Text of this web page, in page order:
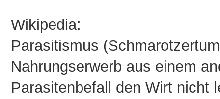
Wikipedia:
Parasitismus
Nahrungserwerb aus einem
Parasitenbefall den Wirt nicht